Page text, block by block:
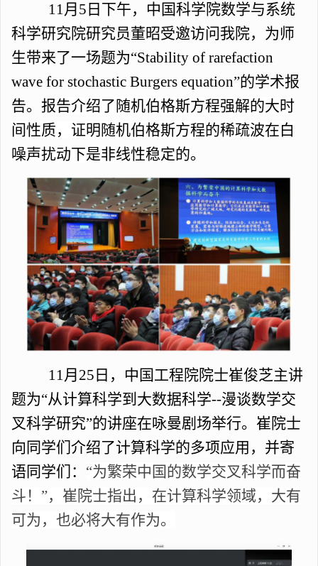
11月5日下午，中国科学院数学与系统
科学研究院研究员董昭受邀访问我院，为师
生带来了一场题为“Stability of rarefaction
wave for stochastic Burgers equation”的学术报
告。 报告介绍了随机伯格斯方程强解的大时
间性质，证明随机伯格斯方程的稀疏波在白
噪声扰动下是非线性稳定的。
11月25日，中国工程院院士崔俊芝主讲
题为“从计算科学到大数据科学--漫谈数学交
叉科学研究”的讲座在咏曼剧场举行。崔院士
向同学们介绍了计算科学的多项应用，并寄
语同学们： “为繁荣中国的数学交叉科学而奋
斗！”，崔院士指出，在计算科学领域，大有
可为，也必将大有作为。